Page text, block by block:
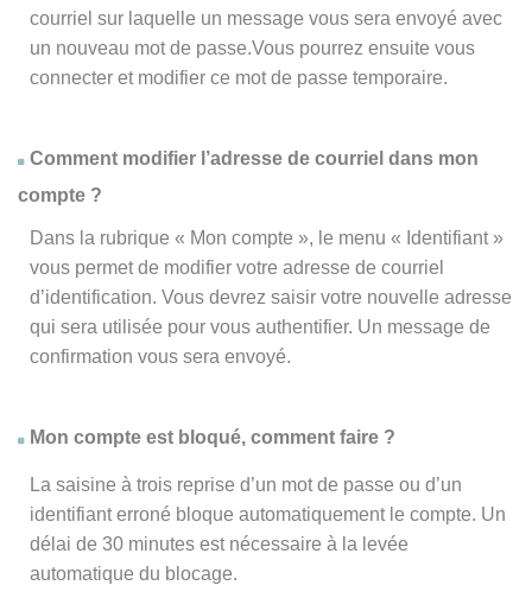
courriel sur laquelle un message vous sera envoyé avec
un nouveau mot de passe.Vous pourrez ensuite vous
connecter et modifier ce mot de passe temporaire.
Comment modifier l’adresse de courriel dans mon
compte ?
Dans la rubrique « Mon compte », le menu « Identifiant »
vous permet de modifier votre adresse de courriel
d’identification. Vous devrez saisir votre nouvelle adresse
qui sera utilisée pour vous authentifier. Un message de
confirmation vous sera envoyé.
Mon compte est bloqué, comment faire ?
La saisine à trois reprise d’un mot de passe ou d’un
identifiant erroné bloque automatiquement le compte. Un
délai de 30 minutes est nécessaire à la levée
automatique du blocage.